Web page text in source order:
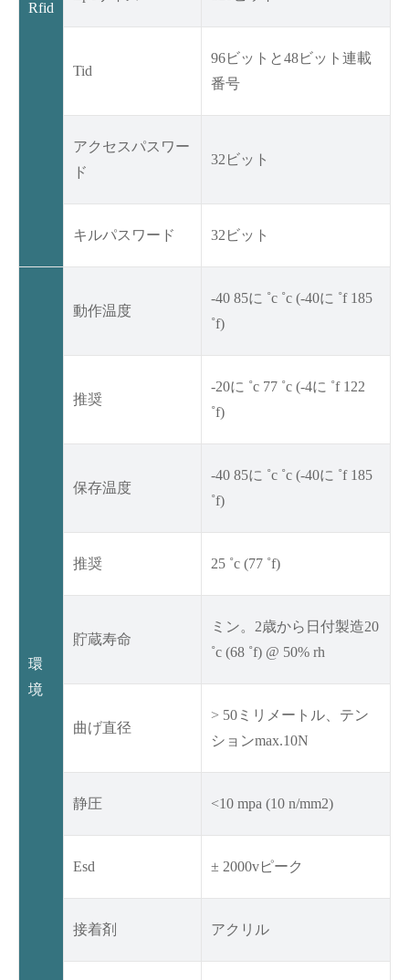
Rfid
Tid
96ビットと48ビット連載
番号
アクセスパスワー
ド
32ビット
キルパスワード 32ビット
環
境
動作温度
-40 85に ˚c ˚c (-40に ˚f 185
˚f)
推奨
-20に ˚c 77 ˚c (-4に ˚f 122
˚f)
保存温度
-40 85に ˚c ˚c (-40に ˚f 185
˚f)
推奨 25 ˚c (77 ˚f)
貯蔵寿命
ミン。2歳から日付製造20
˚c (68 ˚f) @ 50% rh
曲げ直径
> 50ミリメートル、テン
ションmax.10N
静圧 <10 mpa (10 n/mm2)
Esd ± 2000vピーク
接着剤 アクリル